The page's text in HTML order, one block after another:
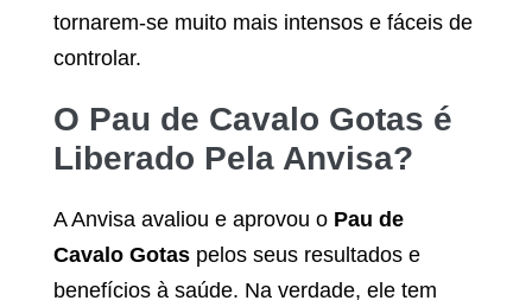
tornarem-se muito mais intensos e fáceis de
controlar.
O Pau de Cavalo Gotas é
Liberado Pela Anvisa?
A Anvisa avaliou e aprovou o Pau de
Cavalo Gotas pelos seus resultados e
benefícios à saúde. Na verdade, ele tem